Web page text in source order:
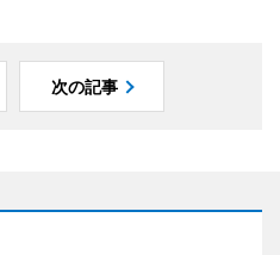
次の記事